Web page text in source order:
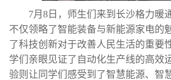
7月8日，师生们来到长沙格力暖
不仅领略了智能装备与新能源家电的
了科技创新对于改善人民生活的重要
学们亲眼见证了自动化生产线的高效
验则让同学们感受到了智慧能源、智